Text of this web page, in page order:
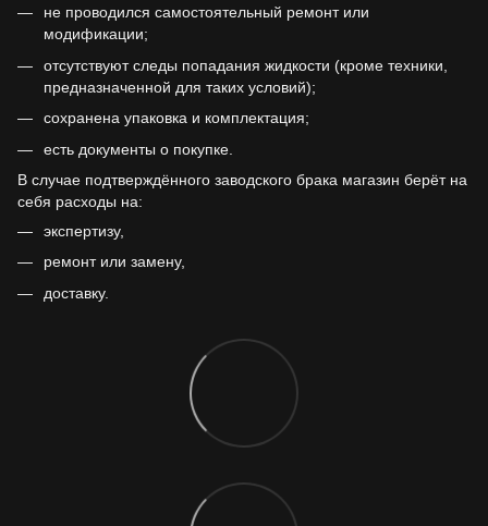
не проводился самостоятельный ремонт или
модификации;
отсутствуют следы попадания жидкости (кроме техники,
предназначенной для таких условий);
сохранена упаковка и комплектация;
есть документы о покупке.
В случае подтверждённого заводского брака магазин берёт на
себя расходы на:
экспертизу,
ремонт или замену,
доставку.